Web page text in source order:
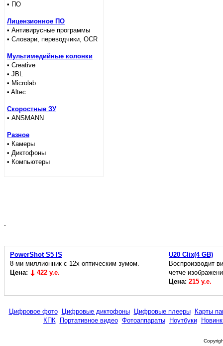
• ПО
Лицензионное ПО
• Антивирусные программы
• Словари, переводчики, OCR
Мультимедийные колонки
• Creative
• JBL
• Microlab
• Altec
Скоростные ЗУ
• ANSMANN
Разное
• Камеры
• Диктофоны
• Компьютеры
.
PowerShot S5 IS
8-ми миллионник с 12х оптическим зумом.
Цена:
422 у.е.
U20 Clix(4 GB)
Воспроизводит
четче
Цена: 215 у.е.
Цифровое фото Цифровые диктофоны Цифровые плееры
Карты
КПК
Портативное видео Фотоаппараты Ноутбуки